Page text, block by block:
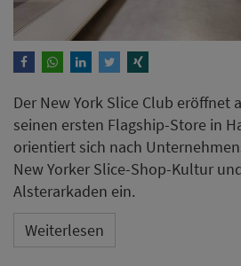
Der New York Slice Club eröffnet
seinen ersten Flagship-Store in
orientiert sich nach
New Yorker Slice-Shop-Kultur
Alsterarkaden ein.
Weiterlesen